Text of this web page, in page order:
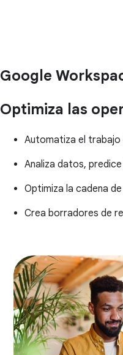
Google
Optimiza las
Automatiza el trabajo
Analiza datos,
Optimiza la cadena
Crea borradores de